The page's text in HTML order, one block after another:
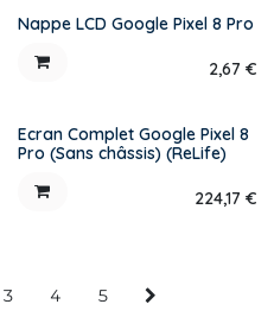
Nappe LCD Google Pixel 8 Pro
2,67 €
Ecran Complet Google Pixel 8
Pro (Sans châssis) (ReLife)
224,17 €
3 4 5